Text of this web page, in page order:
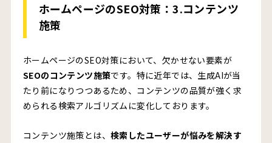
ホームページのSEO対策：3.コンテンツ
施策
ホームページのSEO対策において、欠かせない要素が
SEOのコンテンツ施策です。特に近年では、生成AIが当
たり前になりつつあるため、コンテンツの品質が強く求
められる検索アルゴリズムに変化しております。
コンテンツ施策とは、 検索したユーザーが悩みを解決す